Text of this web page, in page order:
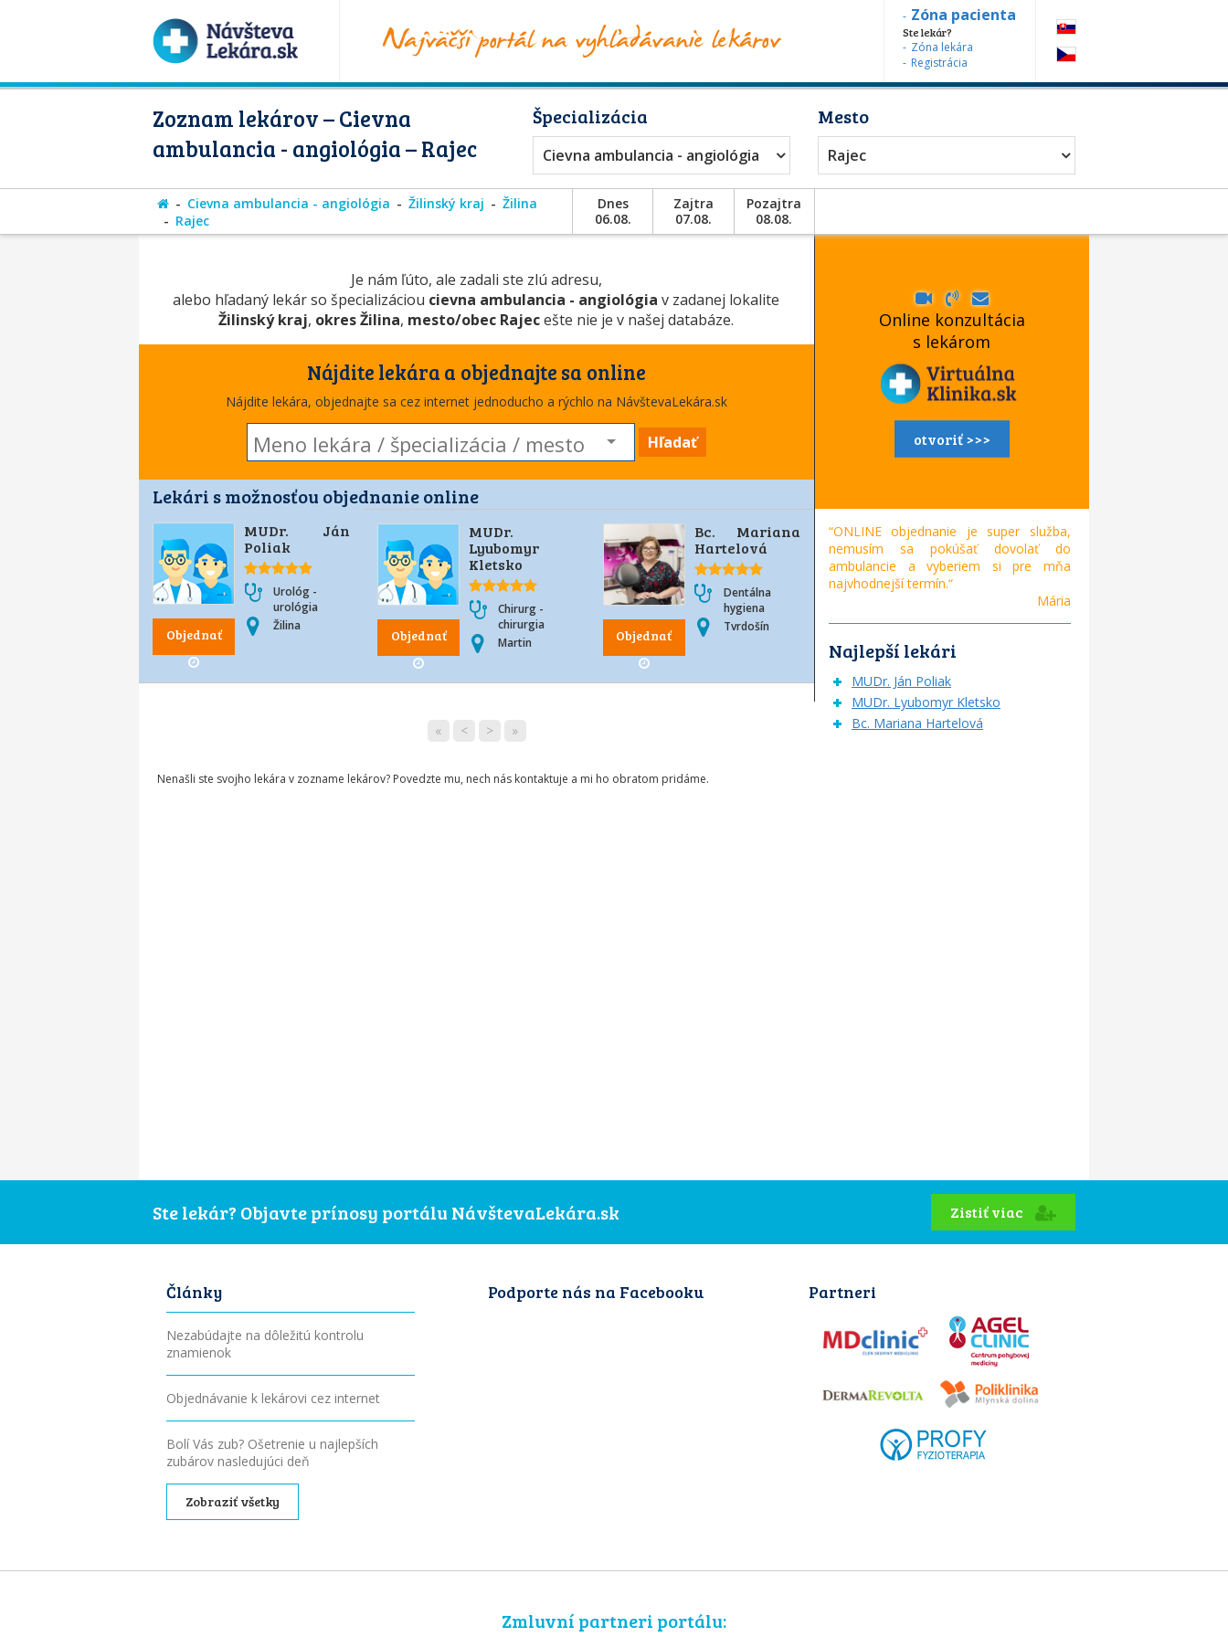
Zóna pacienta
Ste lekár?
Zóna lekára
Registrácia
Zoznam lekárov – Cievna
ambulancia - angiológia – Rajec
Špecializácia
Cievna ambulancia - angiológia
Mesto
Rajec
Cievna ambulancia - angiológia Žilinský kraj
Žilina
Rajec
Dnes
06.08.
Zajtra
07.08.
Pozajtra
08.08.
Je nám ľúto, ale zadali ste zlú adresu,
alebo hľadaný lekár so špecializáciou cievna ambulancia - angiológia v zadanej lokalite
Žilinský kraj, okres Žilina, mesto/obec Rajecešte nie je v našej databáze.
Nájdite lekára a objednajte sa online
Nájdite lekára, objednajte sa cez internet jednoducho a rýchlo na NávštevaLekára.sk
Hľadať
Lekári s možnosťou objednanie online
Objednať
MUDr. Ján
Poliak
Urológ -
urológia
Žilina
Objednať
MUDr.
Lyubomyr
Kletsko
Chirurg -
chirurgia
Martin
Objednať
Bc. Mariana
Hartelová
Dentálna
hygiena
Tvrdošín
« < > »
Nenašli ste svojho lekára v zozname lekárov? Povedzte mu, nech nás kontaktuje a mi ho obratom pridáme.
Online konzultácia
s lekárom
otvoriť >>>
“ONLINE objednanie je super služba,
nemusím sa pokúšať dovolať do
ambulancie a vyberiem si pre mňa
najvhodnejší termín.“
Mária
Najlepší lekári
MUDr. Ján Poliak
MUDr. Lyubomyr Kletsko
Bc. Mariana Hartelová
Ste lekár? Objavte prínosy portálu NávštevaLekára.sk Zistiť viac
Články
Nezabúdajte na dôležitú kontrolu
znamienok
Objednávanie k lekárovi cez internet
Bolí Vás zub? Ošetrenie u najlepších
zubárov nasledujúci deň
Zobraziť všetky
Podporte nás na Facebooku Partneri
Zmluvní partneri portálu: